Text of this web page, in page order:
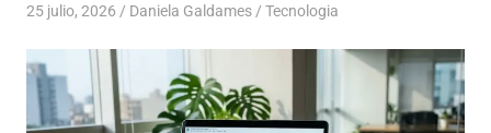
25 julio, 2026 Daniela Galdames Tecnologia